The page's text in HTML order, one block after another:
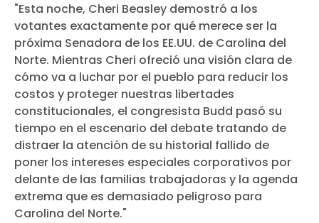
"Esta noche, Cheri Beasley demostró a los
votantes exactamente por qué merece ser la
próxima Senadora de los EE.UU. de Carolina del
Norte. Mientras Cheri ofreció una visión clara de
cómo va a luchar por el pueblo para reducir los
costos y proteger nuestras libertades
constitucionales, el congresista Budd pasó su
tiempo en el escenario del debate tratando de
distraer la atención de su historial fallido de
poner los intereses especiales corporativos por
delante de las familias trabajadoras y la agenda
extrema que es demasiado peligroso para
Carolina del Norte."